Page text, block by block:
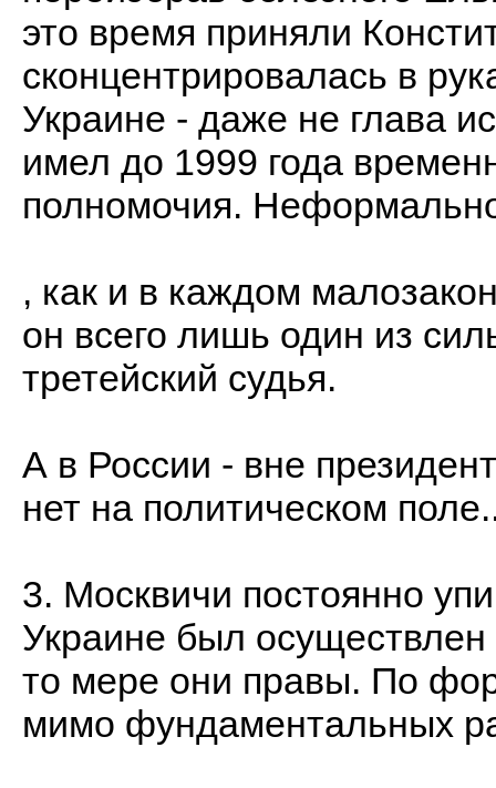
это время приняли
сконцентрировалась в
Украине - даже не глава
имел до 1999 года
полномочия.
, как и в каждом
он всего лишь один из
третейский судья.
А в России - вне
нет на политическом
3. Москвичи постоянно
Украине был осуществлен
то мере они правы. По
мимо фундаментальных